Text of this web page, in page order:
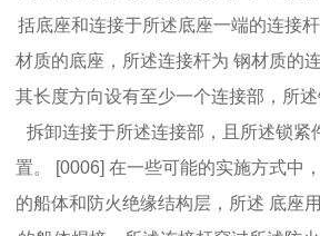
括底座和连接于所述底座一端的连接
材质的底座，所述连接杆为 钢材质的
其长度方向设有至少一个连接部，所
拆卸连接于所述连接部，且所述锁紧
置。 [0006] 在一些可能的实施方式中
的船体和防火绝缘结构层，所述 底座